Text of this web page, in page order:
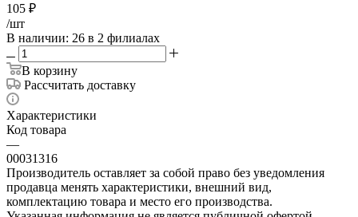
105 ₽
/шт
В наличии: 26 в 2 филиалах
В корзину
Рассчитать доставку
Характеристики
Код товара
—
00031316
Производитель оставляет за собой право без уведомления
продавца менять характеристики, внешний вид,
комплектацию товара и место его производства.